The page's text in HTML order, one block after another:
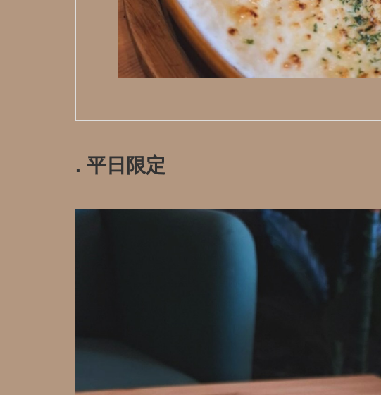
. 平日限定️